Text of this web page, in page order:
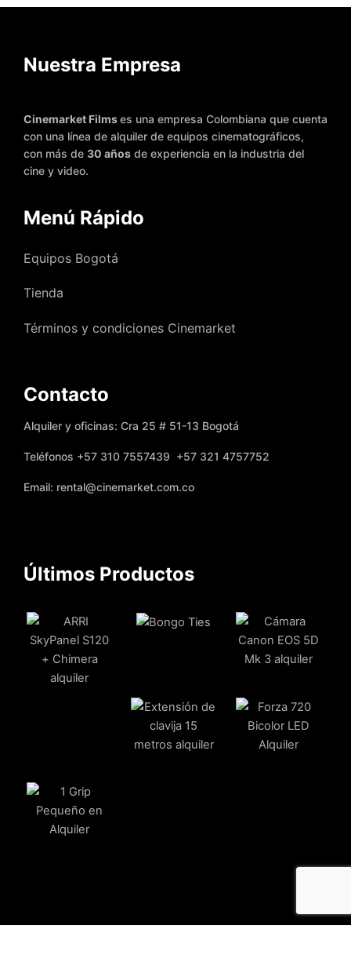
Leer más Añadir al carrito
Nuestra Empresa
Cinemarket Filmses una empresa Colombiana que cuenta
con una línea de alquiler de equipos cinematográficos,
con más de 30 años de experiencia en la industria del
cine y video.
Menú Rápido
Equipos Bogotá
Tienda
Términos y condiciones Cinemarket
Contacto
Alquiler y oficinas: Cra 25 # 51-13 Bogotá
Teléfonos +57 310 7557439 +57 321 4757752
Email: rental@cinemarket.com.co
Últimos Productos